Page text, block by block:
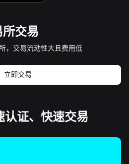
交易
，交易流动性大且费用低
立即交易
证、快速交易